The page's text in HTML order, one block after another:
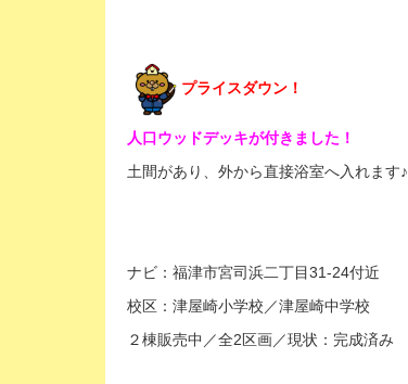
プライスダウン！
人口ウッドデッキが付きました！
土間があり、外から直接浴室へ入れます♪
ナビ：福津市宮司浜二丁目31-24付近
校区：津屋崎小学校／津屋崎中学校
２棟販売中／全2区画／現状：完成済み